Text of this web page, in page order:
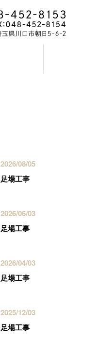
2026/08/05
足場工事
2026/06/03
足場工事
2026/04/03
足場工事
2025/12/03
足場工事